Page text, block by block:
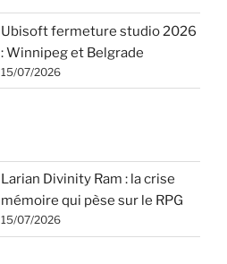
Ubisoft fermeture studio 2026
: Winnipeg et Belgrade
15/07/2026
Larian Divinity Ram : la crise
mémoire qui pèse sur le RPG
15/07/2026